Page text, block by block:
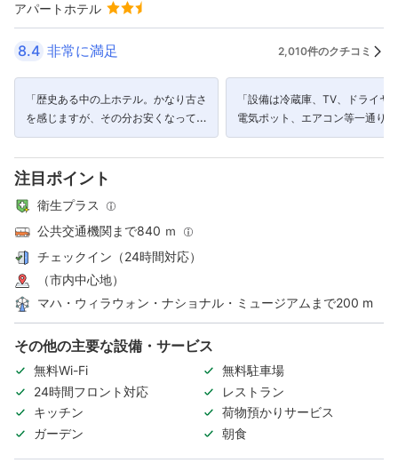
アパートホテル
8.4 非常に満足 2,010件のクチコミ
「歴史ある中の上ホテル。かなり古さ
を感じますが、その分お安くなってお
り、清潔で居心地は悪くありませ
ん。」
「設備は冷蔵庫、TV、ドライヤ
電気ポット、エアコン等一通り
いる。」
注目ポイント
衛生プラス
公共交通機関まで840 ｍ
チェックイン（24時間対応）
（市内中心地）
マハ・ウィラウォン・ナショナル・ミュージアムまで200 m
その他の主要な設備・サービス
無料Wi-Fi
無料駐車場
24時間フロント対応
レストラン
キッチン
荷物預かりサービス
ガーデン
朝食